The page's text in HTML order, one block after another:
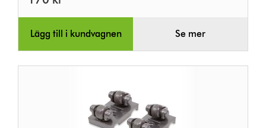
Lägg till i kundvagnen Se mer